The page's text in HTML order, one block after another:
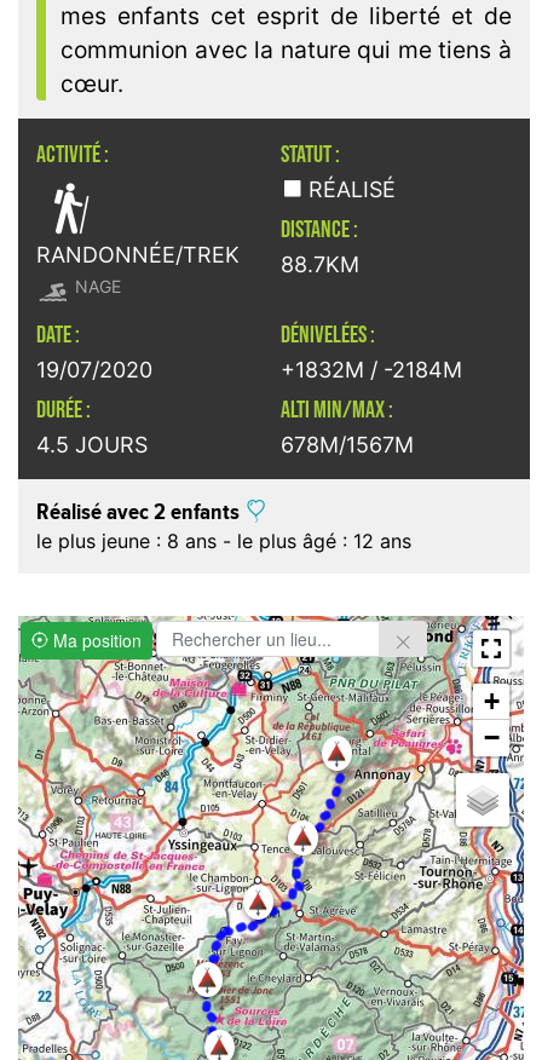
mes enfants cet esprit de liberté et de
communion avec la nature qui me tiens à
cœur.
ACTIVITÉ :

RANDONNÉE/TREK
 NAGE
STATUT :
RÉALISÉ
DISTANCE :
88.7KM
DATE :
19/07/2020
DURÉE :
4.5 JOURS
DÉNIVELÉES :
+1832M / -2184M
ALTI MIN/MAX :
678M/1567M
Réalisé avec 2 enfants
le plus jeune : 8 ans - le plus âgé : 12 ans
Ma position
+
−